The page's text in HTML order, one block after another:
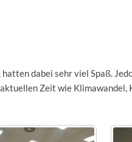
dabei sehr viel Spaß.
Zeit wie Klimawandel,